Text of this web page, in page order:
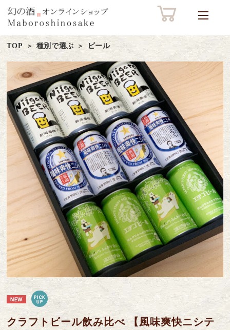
TOP 種別で選ぶ ビール
クラフトビール飲み比べ 【風味爽快ニシテ